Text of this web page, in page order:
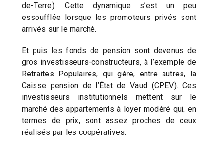
de-Terre). Cette dynamique s’est un peu
essoufflée lorsque les promoteurs privés sont
arrivés sur le marché.
Et puis les fonds de pension sont devenus de
gros investisseurs-constructeurs, à l’exemple de
Retraites Populaires, qui gère, entre autres, la
Caisse pension de l’État de Vaud (CPEV). Ces
investisseurs institutionnels mettent sur le
marché des appartements à loyer modéré qui, en
termes de prix, sont assez proches de ceux
réalisés par les coopératives.